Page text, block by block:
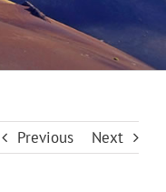
Previous Next